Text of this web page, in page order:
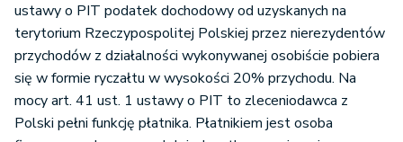
ustawy o PIT podatek dochodowy od uzyskanych na
terytorium Rzeczypospolitej Polskiej przez nierezydentów
przychodów z działalności wykonywanej osobiście pobiera
się w formie ryczałtu w wysokości 20% przychodu. Na
mocy art. 41 ust. 1 ustawy o PIT to zleceniodawca z
Polski pełni funkcję płatnika. Płatnikiem jest osoba